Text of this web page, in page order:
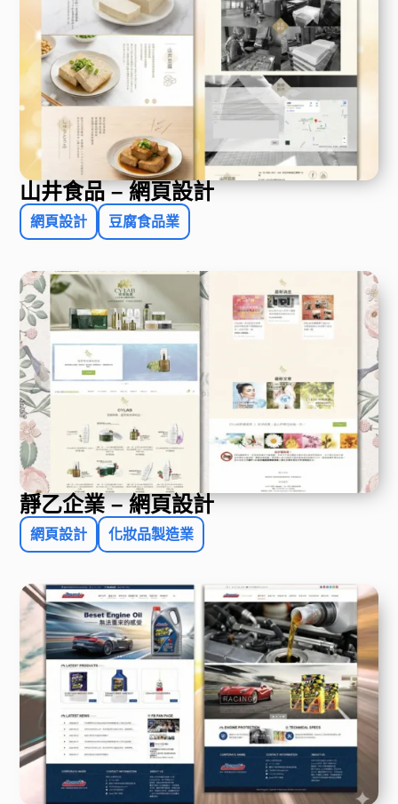
山井食品 – 網頁設計
網頁設計 豆腐食品業
靜乙企業 – 網頁設計
網頁設計 化妝品製造業